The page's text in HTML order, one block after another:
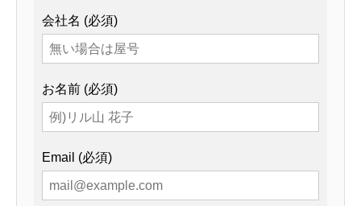
会社名 (必須)
お名前 (必須)
Email (必須)